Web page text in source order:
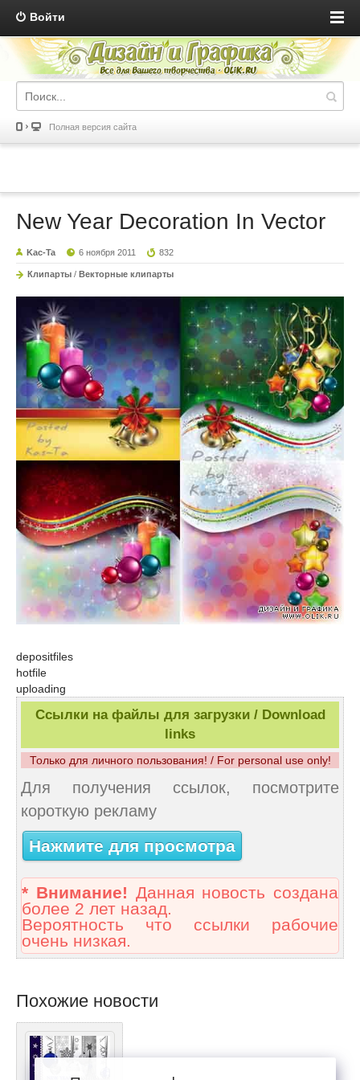
Войти
Полная версия сайта
New Year Decoration In Vector
Kac-Ta 6 ноября 2011 832
Клипарты / Векторные клипарты
depositfiles
hotfile
uploading
Ссылки на файлы для загрузки / Download
links
Только для личного пользования! / For personal use only!
Для получения ссылок, посмотрите
короткую рекламу
Нажмите для просмотра
* Внимание! Данная новость создана
более 2 лет назад.
Вероятность что ссылки рабочие
очень низкая.
Похожие новости